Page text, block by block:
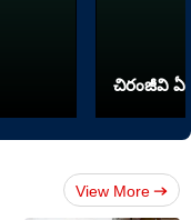
చిరంజీవి ఏ
View More